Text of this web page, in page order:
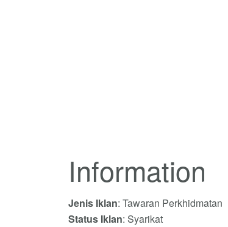
Information
Jenis Iklan: Tawaran Perkhidmatan
Status Iklan: Syarikat